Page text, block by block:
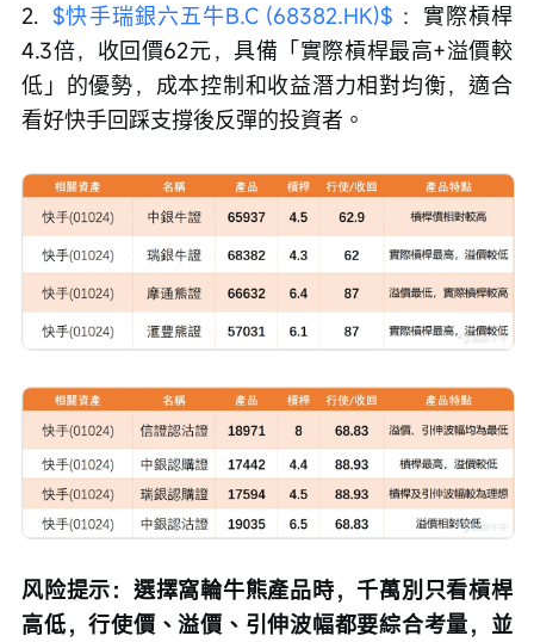
2. $快手瑞銀六五牛B.C (68382.HK)$ ：實際槓桿
4.3倍，收回價62元，具備「實際槓桿最高+溢價較
低」的優勢，成本控制和收益潛力相對均衡，適合
看好快手回踩支撐後反彈的投資者。
风险提示：選擇窩輪牛熊產品時，千萬別只看槓桿
高低，行使價、溢價、引伸波幅都要綜合考量，並